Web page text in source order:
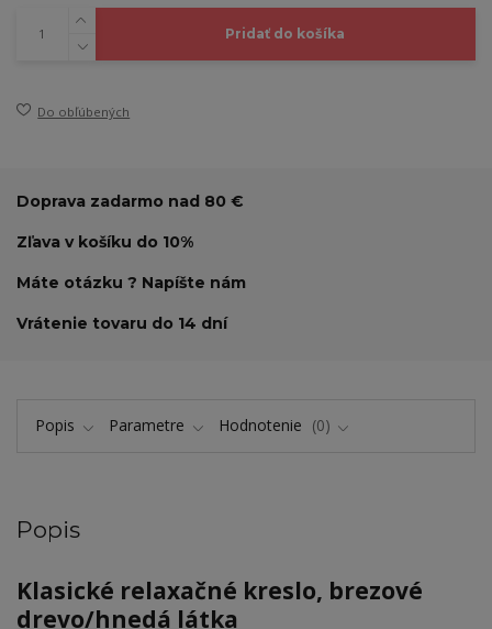
Pridať do košíka
Do obľúbených
Doprava zadarmo nad 80 €
Zľava v košíku do 10%
Máte otázku ? Napíšte nám
Vrátenie tovaru do 14 dní
Popis Parametre Hodnotenie 0
Popis
Klasické relaxačné kreslo, brezové
drevo/hnedá látka